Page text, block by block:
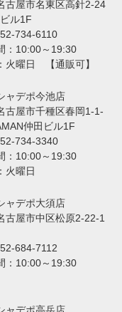
古屋市名東区高針2-24
ル1F
734-6110
：10:00～19:30
火曜日 【通販可】
ャデポ今池店
古屋市千種区春岡1-1-
仲田ビル1F
734-3340
：10:00～19:30
火曜日
ャデポ大須店
古屋市中区松原2-22-1
684-7112
：10:00～19:30
ャデポ高岳店